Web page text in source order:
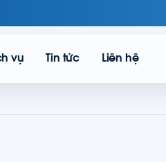
vụ Tin tức Liên hệ